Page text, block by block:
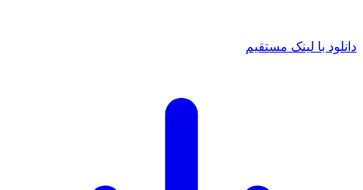
دانلود با لینک مستقیم